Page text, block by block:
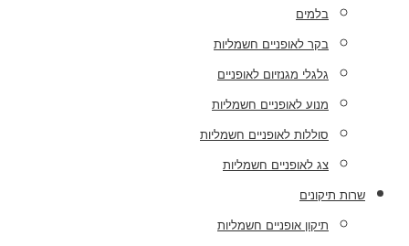
בלמים
בקר לאופניים חשמליות
גלגלי מגנזיום לאופניים
מנוע לאופניים חשמליות
סוללות לאופניים חשמליות
צג לאופניים חשמליות
שרות תיקונים
תיקון אופניים חשמליות